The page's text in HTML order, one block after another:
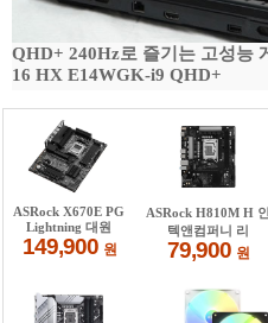
QHD+ 240Hz로 즐기는 고성능
16 HX E14WGK-i9 QHD+